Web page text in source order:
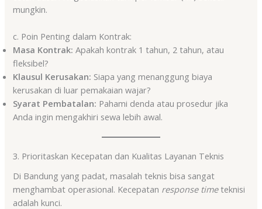
mungkin.
c. Poin Penting dalam Kontrak:
Masa Kontrak: Apakah kontrak 1 tahun, 2 tahun, atau
fleksibel?
Klausul Kerusakan: Siapa yang menanggung biaya
kerusakan di luar pemakaian wajar?
Syarat Pembatalan: Pahami denda atau prosedur jika
Anda ingin mengakhiri sewa lebih awal.
3. Prioritaskan Kecepatan dan Kualitas Layanan Teknis
Di Bandung yang padat, masalah teknis bisa sangat
menghambat operasional. Kecepatan response timeteknisi
adalah kunci.